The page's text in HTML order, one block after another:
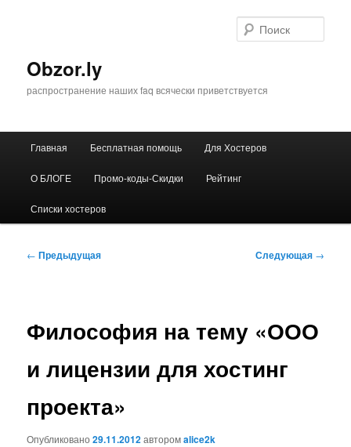
Obzor.ly
распространение наших faq всячески приветствуется
Главная Бесплатная помощь Для Хостеров
О БЛОГЕ Промо-коды-Скидки Рейтинг
Списки хостеров
Навигация
← Предыдущая Следующая →
Философия на тему «ООО
и лицензии для хостинг
проекта»
Опубликовано29.11.2012авторомalice2k